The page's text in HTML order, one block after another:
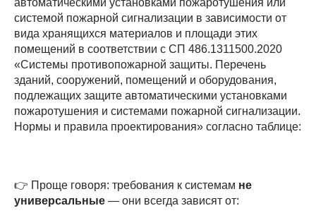
автоматическими установками пожаротушения или
системой пожарной сигнализации в зависимости от
вида хранящихся материалов и площади этих
помещений в соответствии с СП 486.1311500.2020
«Системы противопожарной защиты. Перечень
зданий, сооружений, помещений и оборудования,
подлежащих защите автоматическими установками
пожаротушения и системами пожарной сигнализации.
Нормы и правила проектирования» согласно таблице:
👉 Проще говоря: требования к системам не
универсальные — они всегда зависят от: